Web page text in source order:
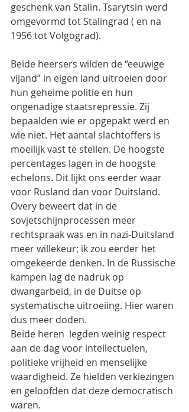
geschenk van Stalin. Tsarytsin werd
omgevormd tot Stalingrad ( en na
1956 tot Volgograd).
Beide heersers wilden de “eeuwige
vijand” in eigen land uitroeien door
hun geheime politie en hun
ongenadige staatsrepressie. Zij
bepaalden wie er opgepakt werd en
wie niet. Het aantal slachtoffers is
moeilijk vast te stellen. De hoogste
percentages lagen in de hoogste
echelons. Dit lijkt ons eerder waar
voor Rusland dan voor Duitsland.
Overy beweert dat in de
sovjetschijnprocessen meer
rechtspraak was en in nazi-Duitsland
meer willekeur; ik zou eerder het
omgekeerde denken. In de Russische
kampen lag de nadruk op
dwangarbeid, in de Duitse op
systematische uitroeiing. Hier waren
dus meer doden.
Beide heren  legden weinig respect
aan de dag voor intellectuelen,
politieke vrijheid en menselijke
waardigheid. Ze hielden verkiezingen
en geloofden dat deze democratisch
waren.